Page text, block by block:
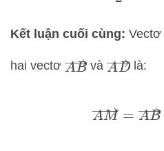
Kết luận cuối cùng: Vectơ
hai vectơ AB→vàAD→là: